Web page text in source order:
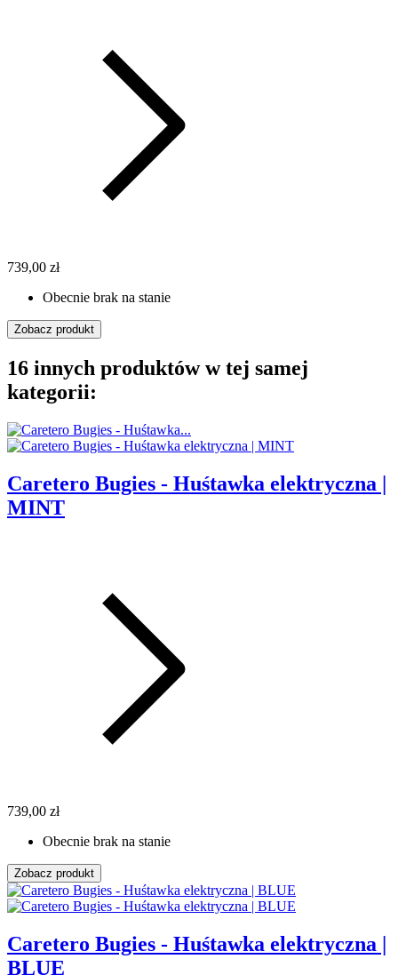
739,00 zł
Obecnie brak na stanie
Zobacz produkt
16 innych produktów w tej samej
kategorii:
Caretero Bugies - Huśtawka elektryczna |
MINT
739,00 zł
Obecnie brak na stanie
Zobacz produkt
Caretero Bugies - Huśtawka elektryczna |
BLUE